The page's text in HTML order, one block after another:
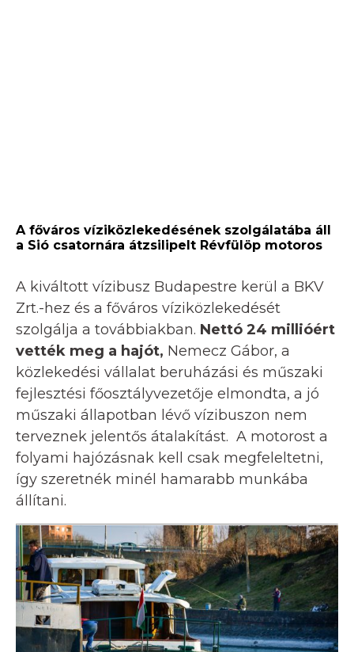
A főváros víziközlekedésének szolgálatába áll
a Sió csatornára átzsilipelt Révfülöp motoros
A kiváltott vízibusz Budapestre kerül a BKV
Zrt.-hez és a főváros víziközlekedését
szolgálja a továbbiakban. Nettó 24 millióért
vették meg a hajót, Nemecz Gábor, a
közlekedési vállalat beruházási és műszaki
fejlesztési főosztályvezetője elmondta, a jó
műszaki állapotban lévő vízibuszon nem
terveznek jelentős átalakítást. A motorost a
folyami hajózásnak kell csak megfeleltetni,
így szeretnék minél hamarabb munkába
állítani.